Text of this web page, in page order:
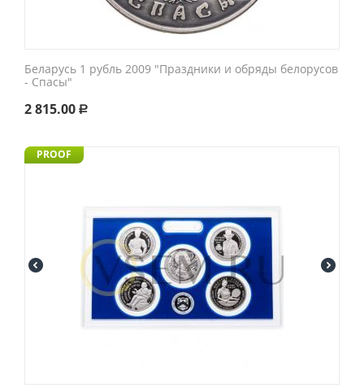
Беларусь 1 рубль 2009 "Праздники и обряды белорусов
- Спасы"
2 815.00 Р
PROOF